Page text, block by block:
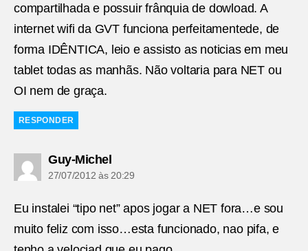
compartilhada e possuir frânquia de dowload. A
internet wifi da GVT funciona perfeitamentede, de
forma IDÊNTICA, leio e assisto as noticias em meu
tablet todas as manhãs. Não voltaria para NET ou
OI nem de graça.
RESPONDER
Guy-Micheldiz:
27/07/2012 às 20:29
Eu instalei “tipo net” apos jogar a NET fora…e sou
muito feliz com isso…esta funcionado, nao pifa, e